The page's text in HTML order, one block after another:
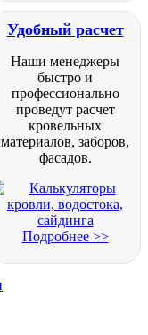
Удобный расчет
Наши менеджеры
быстро и
профессионально
проведут расчет
кровельных
материалов, заборов,
фасадов.
Подробнее >>